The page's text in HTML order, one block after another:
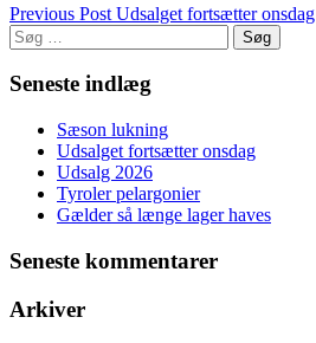
Indlægsnavigation
Previous Post Udsalget fortsætter onsdag
Søg
efter:
Seneste indlæg
Sæson lukning
Udsalget fortsætter onsdag
Udsalg 2026
Tyroler pelargonier
Gælder så længe lager haves
Seneste kommentarer
Arkiver